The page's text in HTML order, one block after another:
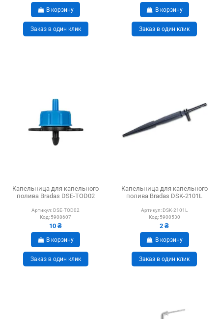
В корзину
Заказ в один клик
В корзину
Заказ в один клик
Капельница для капельного
полива Bradas DSE-TOD02
Артикул: DSE-TOD02
Код: 5908607
10 ₴
В корзину
Заказ в один клик
Капельница для капельного
полива Bradas DSK-2101L
Артикул: DSK-2101L
Код: 5900530
2 ₴
В корзину
Заказ в один клик